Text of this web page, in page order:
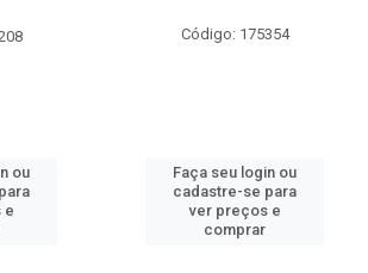
ou
e
Código: 175354
Faça seu login ou
cadastre-se para
ver preços e
comprar